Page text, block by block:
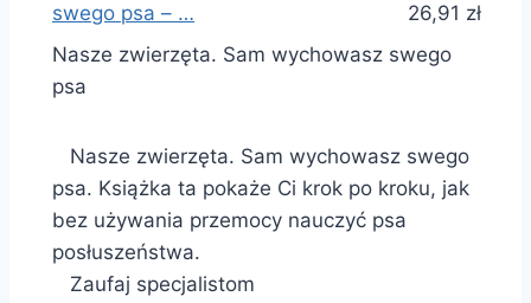
swego psa – …
26,91 zł
Nasze zwierzęta. Sam wychowasz swego
psa
Nasze zwierzęta. Sam wychowasz swego
psa. Książka ta pokaże Ci krok po kroku, jak
bez używania przemocy nauczyć psa
posłuszeństwa.
Zaufaj specjalistom